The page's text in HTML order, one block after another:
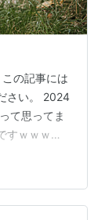
の記事には
さい。 2024
て思ってま
すｗｗｗ
回想が多
がない。 声
ですが、ル